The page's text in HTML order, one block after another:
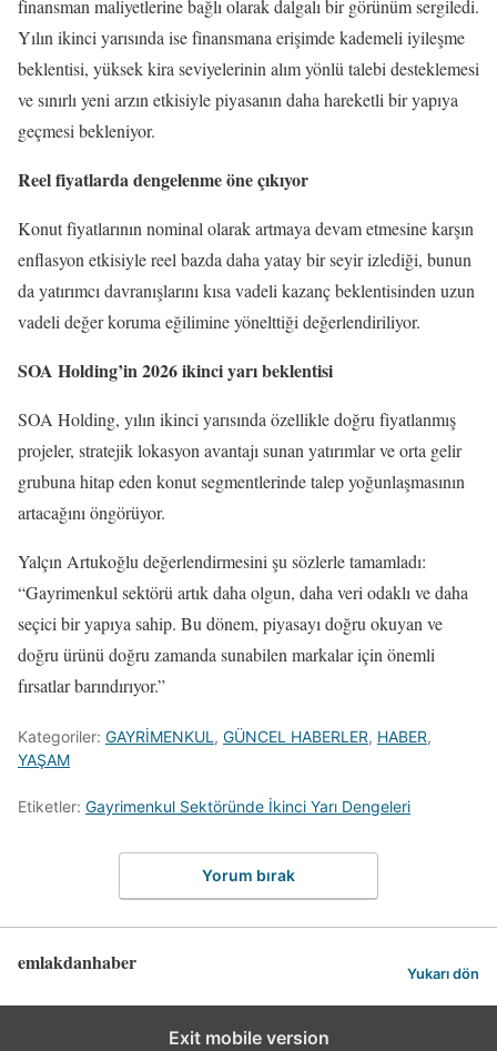
finansman maliyetlerine bağlı olarak dalgalı bir görünüm sergiledi.
Yılın ikinci yarısında ise finansmana erişimde kademeli iyileşme
beklentisi, yüksek kira seviyelerinin alım yönlü talebi desteklemesi
ve sınırlı yeni arzın etkisiyle piyasanın daha hareketli bir yapıya
geçmesi bekleniyor.
Reel fiyatlarda dengelenme öne çıkıyor
Konut fiyatlarının nominal olarak artmaya devam etmesine karşın
enflasyon etkisiyle reel bazda daha yatay bir seyir izlediği, bunun
da yatırımcı davranışlarını kısa vadeli kazanç beklentisinden uzun
vadeli değer koruma eğilimine yönelttiği değerlendiriliyor.
SOA Holding’in 2026 ikinci yarı beklentisi
SOA Holding, yılın ikinci yarısında özellikle doğru fiyatlanmış
projeler, stratejik lokasyon avantajı sunan yatırımlar ve orta gelir
grubuna hitap eden konut segmentlerinde talep yoğunlaşmasının
artacağını öngörüyor.
Yalçın Artukoğlu değerlendirmesini şu sözlerle tamamladı:
“Gayrimenkul sektörü artık daha olgun, daha veri odaklı ve daha
seçici bir yapıya sahip. Bu dönem, piyasayı doğru okuyan ve
doğru ürünü doğru zamanda sunabilen markalar için önemli
fırsatlar barındırıyor.”
Kategoriler: GAYRİMENKUL , GÜNCEL HABERLER, HABER,
YAŞAM
Etiketler: Gayrimenkul Sektöründe İkinci Yarı Dengeleri
Yorum bırak
emlakdanhaber Yukarı dön
Exit mobile version